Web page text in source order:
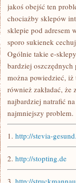
jakoś obejść ten
chociażby sklepów
sklepie pod adresem
sporo sukienek
Ogólnie takie e-
bardziej
można powiedzieć,
również zakładać,
najbardziej natrafić
najmniejszy problem.
1. http://stevia-
2. http://stopting.de
3. http://